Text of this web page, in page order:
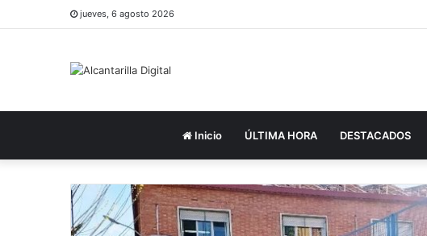
jueves, 6 agosto 2026
Inicio ÚLTIMA HORA DESTACADOS